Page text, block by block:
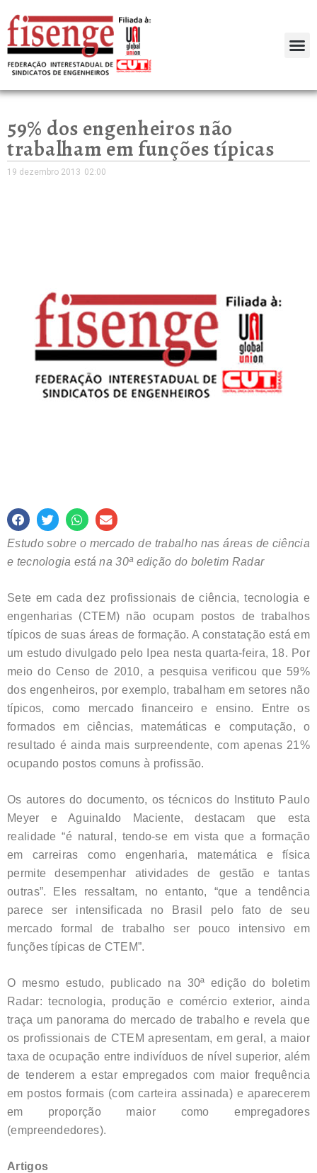
59% dos engenheiros não
trabalham em funções típicas
19 dezembro 2013 02:00
Estudo sobre o mercado de trabalho nas áreas de ciência
e tecnologia está na 30ª edição do boletim Radar
Sete em cada dez profissionais de ciência, tecnologia e
engenharias (CTEM) não ocupam postos de trabalhos
típicos de suas áreas de formação. A constatação está em
um estudo divulgado pelo Ipea nesta quarta-feira, 18. Por
meio do Censo de 2010, a pesquisa verificou que 59%
dos engenheiros, por exemplo, trabalham em setores não
típicos, como mercado financeiro e ensino. Entre os
formados em ciências, matemáticas e computação, o
resultado é ainda mais surpreendente, com apenas 21%
ocupando postos comuns à profissão.
Os autores do documento, os técnicos do Instituto Paulo
Meyer e Aguinaldo Maciente, destacam que esta
realidade “é natural, tendo-se em vista que a formação
em carreiras como engenharia, matemática e física
permite desempenhar atividades de gestão e tantas
outras”. Eles ressaltam, no entanto, “que a tendência
parece ser intensificada no Brasil pelo fato de seu
mercado formal de trabalho ser pouco intensivo em
funções típicas de CTEM”.
O mesmo estudo, publicado na 30ª edição do boletim
Radar: tecnologia, produção e comércio exterior, ainda
traça um panorama do mercado de trabalho e revela que
os profissionais de CTEM apresentam, em geral, a maior
taxa de ocupação entre indivíduos de nível superior, além
de tenderem a estar empregados com maior frequência
em postos formais (com carteira assinada) e aparecerem
em proporção maior como empregadores
(empreendedores).
Artigos